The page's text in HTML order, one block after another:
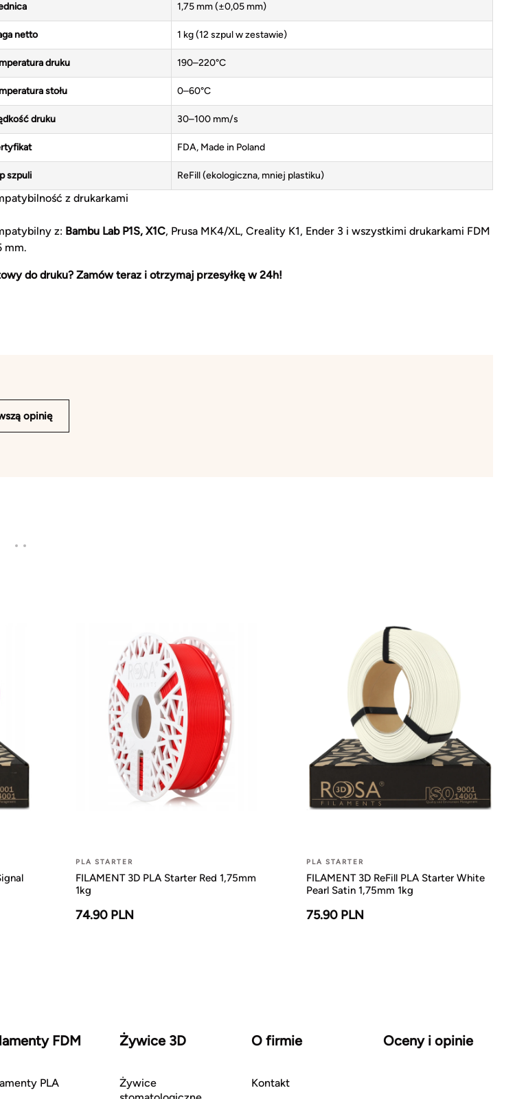
1,75 mm (±0,05 mm)
netto 1 kg (12 szpul w zestawie)
druku 190–220°C
stołu 0–60°C
druku 30–100 mm/s
FDA, Made in Poland
szpuli ReFill (ekologiczna, mniej plastiku)
z drukarkami
z: Bambu Lab P1S, X1C, Prusa MK4/XL, Creality K1, Ender 3 i wszystkimi drukarkami FDM
mm.
do druku? Zamów teraz i otrzymaj przesyłkę w 24h!
opinię
PLA STARTER
FILAMENT 3D PLA Starter Red 1,75mm
1kg
74.90 PLN
PLA STARTER
FILAMENT 3D ReFill PLA Starter White
Pearl Satin 1,75mm 1kg
75.90 PLN
FDM
PLA
Żywice 3D
Żywice
O firmie
Kontakt
Oceny i opinie